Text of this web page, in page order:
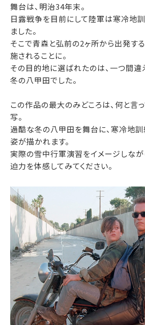
舞台は、明治34年末。
日露戦争を目前にして陸軍は寒冷地
ました。
そこで青森と弘前の2ヶ所から出発す
施されることに。
その目的地に選ばれたのは、一つ間
冬の八甲田でした。
この作品の最大のみどころは、何と言
写。
過酷な冬の八甲田を舞台に、寒冷地
姿が描かれます。
実際の雪中行軍演習をイメージしなが
迫力を体感してみてください。